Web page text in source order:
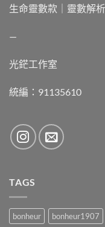
生命靈數款｜靈數解
—
光鋩工作室
統編：91135610
TAGS
bonheur bonheur1907